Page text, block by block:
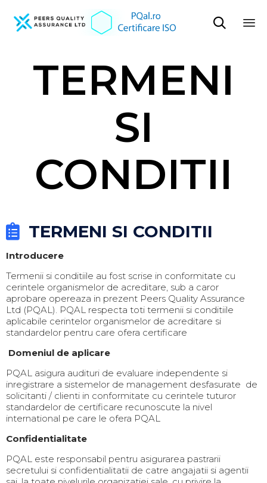

TERMENI
SI
CONDITII
TERMENI SI CONDITII
Introducere
Termenii si conditiile au fost scrise in conformitate cu
cerintele organismelor de acreditare, sub a caror
aprobare opereaza in prezent Peers Quality Assurance
Ltd (PQAL). PQAL respecta toti termenii si conditiile
aplicabile cerintelor organismelor de acreditare si
standardelor pentru care ofera certificare
Domeniul de aplicare
PQAL asigura audituri de evaluare independente si
inregistrare a sistemelor de management desfasurate de
solicitanti / clienti in conformitate cu cerintele tuturor
standardelor de certificare recunoscute la nivel
international pe care le ofera PQAL
Confidentialitate
PQAL este responsabil pentru asigurarea pastrarii
secretului si confidentialitatii de catre angajatii si agentii